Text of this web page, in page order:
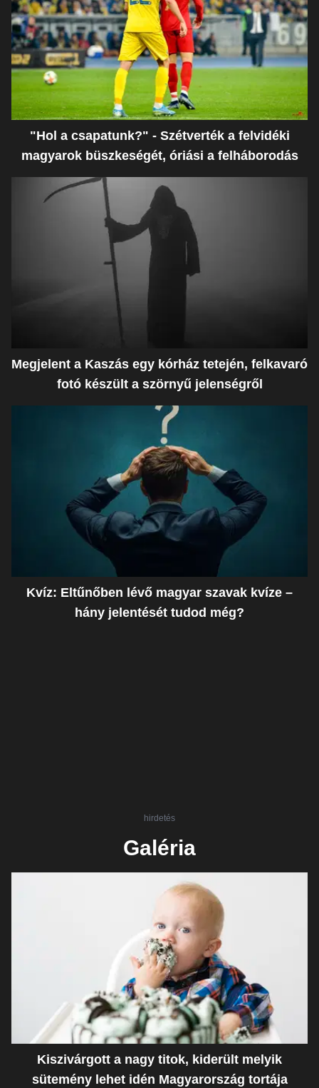
"Hol a csapatunk?" - Szétverték a felvidéki
magyarok büszkeségét, óriási a felháborodás
Megjelent a Kaszás egy kórház tetején, felkavaró
fotó készült a szörnyű jelenségről
Kvíz: Eltűnőben lévő magyar szavak kvíze –
hány jelentését tudod még?
hirdetés
Galéria
Kiszivárgott a nagy titok, kiderült melyik
sütemény lehet idén Magyarország tortája